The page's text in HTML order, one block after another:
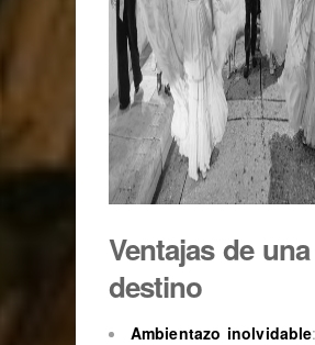
Ventajas de
destino
Ambientazo inolvidable